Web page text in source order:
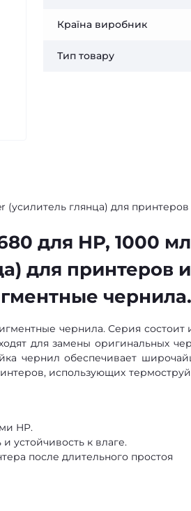
Країна виробник
Тип товару
(усилитель глянца) для принтеров
для HP, 1000 мл
для принтеров и
чернила.
чернила. Серия состоит
для замены оригинальных
чернил обеспечивает
использующих
HP.
устойчивость к влаге.
после длительного простоя